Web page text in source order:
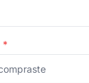
*